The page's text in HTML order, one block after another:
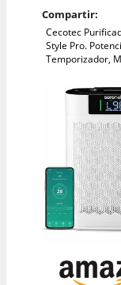
Compartir:
Cecotec
Style Pro.
Temporizador,